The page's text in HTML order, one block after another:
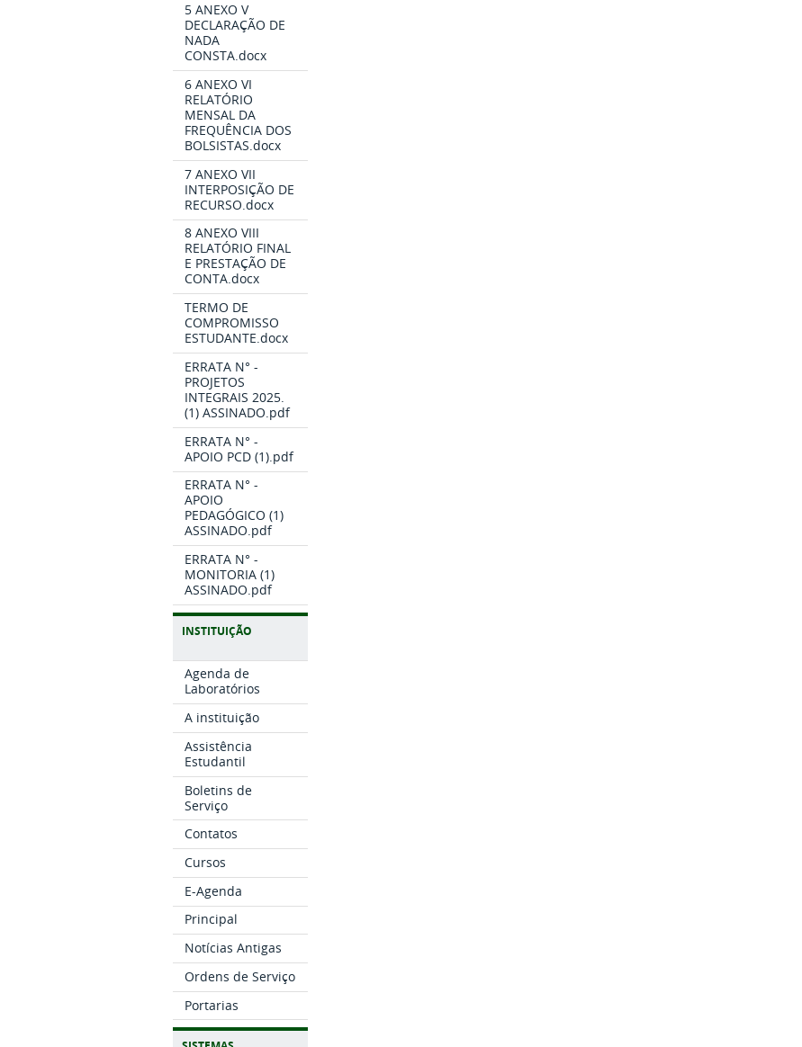
5 ANEXO V
DECLARAÇÃO DE
NADA
CONSTA.docx
6 ANEXO VI
RELATÓRIO
MENSAL DA
FREQUÊNCIA DOS
BOLSISTAS.docx
7 ANEXO VII
INTERPOSIÇÃO DE
RECURSO.docx
8 ANEXO VIII
RELATÓRIO FINAL
E PRESTAÇÃO DE
CONTA.docx
TERMO DE
COMPROMISSO
ESTUDANTE.docx
ERRATA N° -
PROJETOS
INTEGRAIS 2025.
(1) ASSINADO.pdf
ERRATA N° -
APOIO PCD (1).pdf
ERRATA N° -
APOIO
PEDAGÓGICO (1)
ASSINADO.pdf
ERRATA N° -
MONITORIA (1)
ASSINADO.pdf
INSTITUIÇÃO
Agenda de
Laboratórios
A instituição
Assistência
Estudantil
Boletins de
Serviço
Contatos
Cursos
E-Agenda
Principal
Notícias Antigas
Ordens de Serviço
Portarias